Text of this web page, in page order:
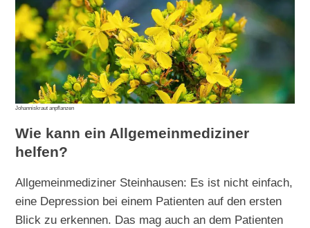
Johanniskraut anpflanzen
Wie kann ein Allgemeinmediziner
helfen?
Allgemeinmediziner Steinhausen: Es ist nicht einfach,
eine Depression bei einem Patienten auf den ersten
Blick zu erkennen. Das mag auch an dem Patienten